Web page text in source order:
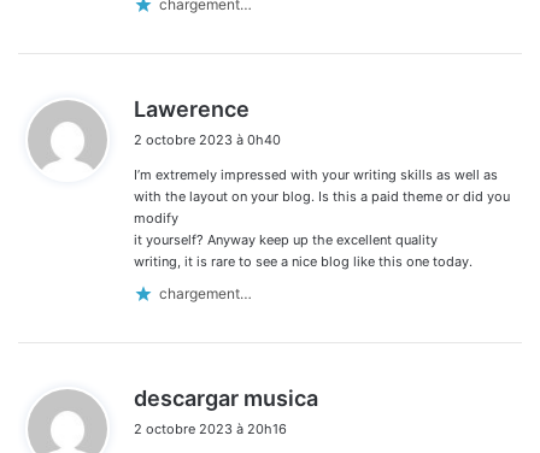
chargement…
Lawerence
t
:
2 octobre 2023 à 0h40
I’m extremely impressed with your writing skills as well as
with the layout on your blog. Is this a paid theme or did you
modify
it yourself? Anyway keep up the excellent quality
writing, it is rare to see a nice blog like this one today.
chargement…
descargar musica
2 octobre 2023 à 20h16